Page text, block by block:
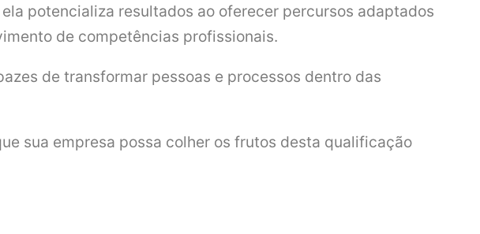
potencializa resultados ao oferecer percursos adaptados
de competências profissionais.
de transformar pessoas e processos dentro das
sua empresa possa colher os frutos desta qualificação